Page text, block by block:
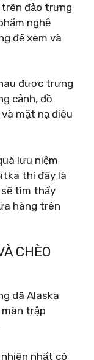
đảo trưng
nghệ
để xem và
được trưng
cảnh, đồ
mặt nạ điêu
lưu niệm
thì đây là
tìm thấy
hàng trên
CHÈO
màn trập
nhất có